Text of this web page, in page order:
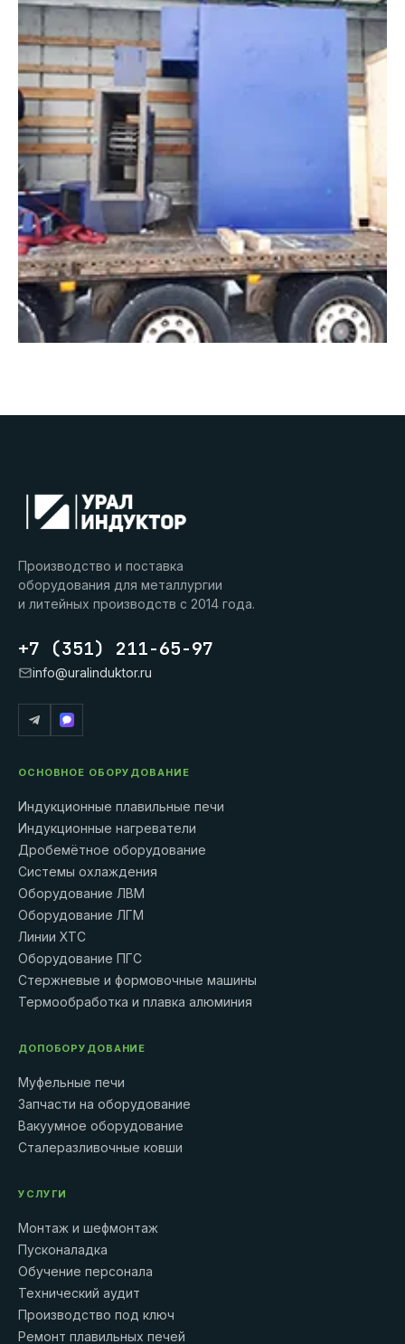
Производство и поставка
оборудования для металлургии
и литейных производств с 2014 года.
+7 (351) 211-65-97
info@uralinduktor.ru
ОСНОВНОЕ ОБОРУДОВАНИЕ
Индукционные плавильные печи
Индукционные нагреватели
Дробемётное оборудование
Системы охлаждения
Оборудование ЛВМ
Оборудование ЛГМ
Линии ХТС
Оборудование ПГС
Стержневые и формовочные машины
Термообработка и плавка алюминия
ДОПОБОРУДОВАНИЕ
Муфельные печи
Запчасти на оборудование
Вакуумное оборудование
Сталеразливочные ковши
УСЛУГИ
Монтаж и шефмонтаж
Пусконаладка
Обучение персонала
Технический аудит
Производство под ключ
Ремонт плавильных печей